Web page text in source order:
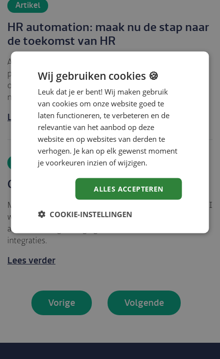
Artikel
HR automation: maak nu de stap naar
de toekomst van HR
Automation is de toekomst van HR. Maar wat is het
precies, hoe zet je het in en wat kan het jouw organisatie
opleveren? Ontdek hoe je slimme techniek toepast om
meer tijd vrij te maken voor waar het…
Lees verder
Artikel
Ontdek de nieuwe HubBI website!
Met trots presenteren wij vandaag de gloednieuwe HubBI
website. Dé plek voor al jouw AFAS
automatiseringsuitdagingen en naadloze software-
integraties.
Lees verder
Vorige Volgende
Wij gebruiken cookies 🍪
Leuk dat je er bent! Wij maken gebruik
van cookies om onze website goed te
laten functioneren, te verbeteren en de
relevantie van het aanbod op deze
website en op websites van derden te
verhogen. Je kan op elk gewenst moment
je voorkeuren inzien of wijzigen.
ALLES ACCEPTEREN
COOKIE-INSTELLINGEN